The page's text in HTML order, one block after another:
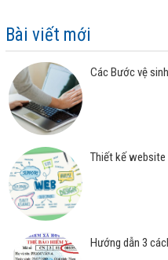
Bài viết mới
Các Bước vệ
Thiết kế
Hướng dẫn 3